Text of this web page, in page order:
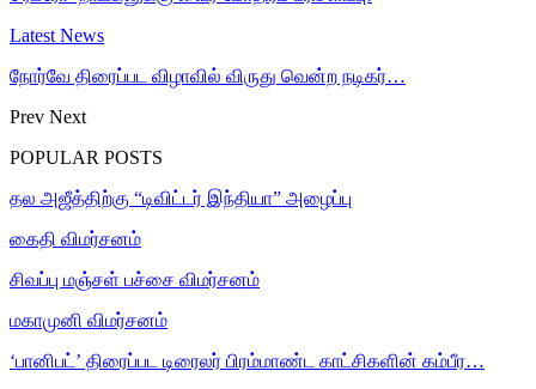
Latest News
நோர்வே திரைப்பட விழாவில் விருது வென்ற நடிகர்…
Prev Next
POPULAR POSTS
தல அஜீத்திற்கு “டிவிட்டர் இந்தியா” அழைப்பு
கைதி விமர்சனம்
சிவப்பு மஞ்சள் பச்சை விமர்சனம்
மகாமுனி விமர்சனம்
‘பானிபட்’ திரைப்பட டிரைலர் பிரம்மாண்ட காட்சிகளின் கம்பீர…